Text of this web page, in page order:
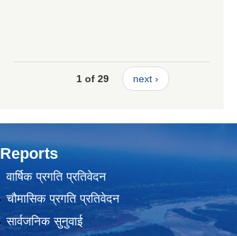
1 of 29 next ›
Reports
वार्षिक प्रगति प्रतिवेदन
चौमासिक प्रगति प्रतिवेदन
सार्वजनिक सुनुवाई